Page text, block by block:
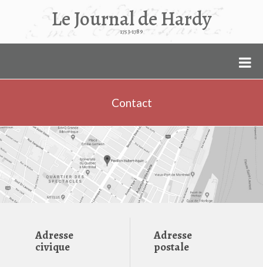
Le Journal de Hardy
1753-1789
Contact
Adresse
civique
Adresse
postale